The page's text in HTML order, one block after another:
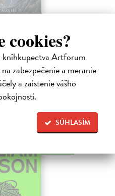
cookies?
kníhkupectva Artforum
zabezpečenie a meranie
a zaistenie vášho
SÚHLASÍM
dvoch najväčších mocností
zo všetkých, vodca
železnej pevnosti.